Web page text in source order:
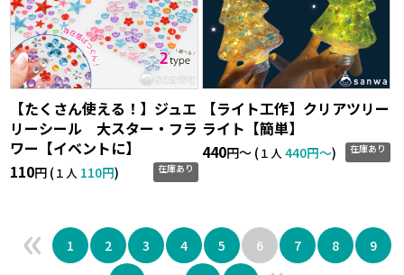
【たくさん使える！】ジュエ
リーシール 大スター・フラ
ワー【イベントに】
110円 (１人 110円) 在庫あり
【ライト工作】クリアツリー
ライト【簡単】
440円〜 (１人 440円〜) 在庫あり
« 1 2 3 4 5 6 7 8
9